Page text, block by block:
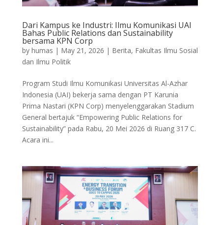
Dari Kampus ke Industri: Ilmu Komunikasi UAI
Bahas Public Relations dan Sustainability
bersama KPN Corp
by humas | May 21, 2026 | Berita, Fakultas Ilmu Sosial
dan Ilmu Politik
Program Studi Ilmu Komunikasi Universitas Al-Azhar
Indonesia (UAI) bekerja sama dengan PT Karunia
Prima Nastari (KPN Corp) menyelenggarakan Stadium
General bertajuk “Empowering Public Relations for
Sustainability” pada Rabu, 20 Mei 2026 di Ruang 317 C.
Acara ini...